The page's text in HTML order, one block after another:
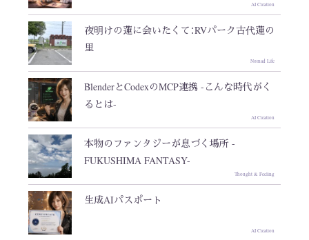
AI Creation
夜明けの蓮に会いたくて：RVパーク古代蓮の
里
Nomad Life
BlenderとCodexのMCP連携 -こんな時代がく
るとは-
AI Creation
本物のファンタジーが息づく場所 -
FUKUSHIMA FANTASY-
Thought & Feeling
生成AIパスポート
AI Creation